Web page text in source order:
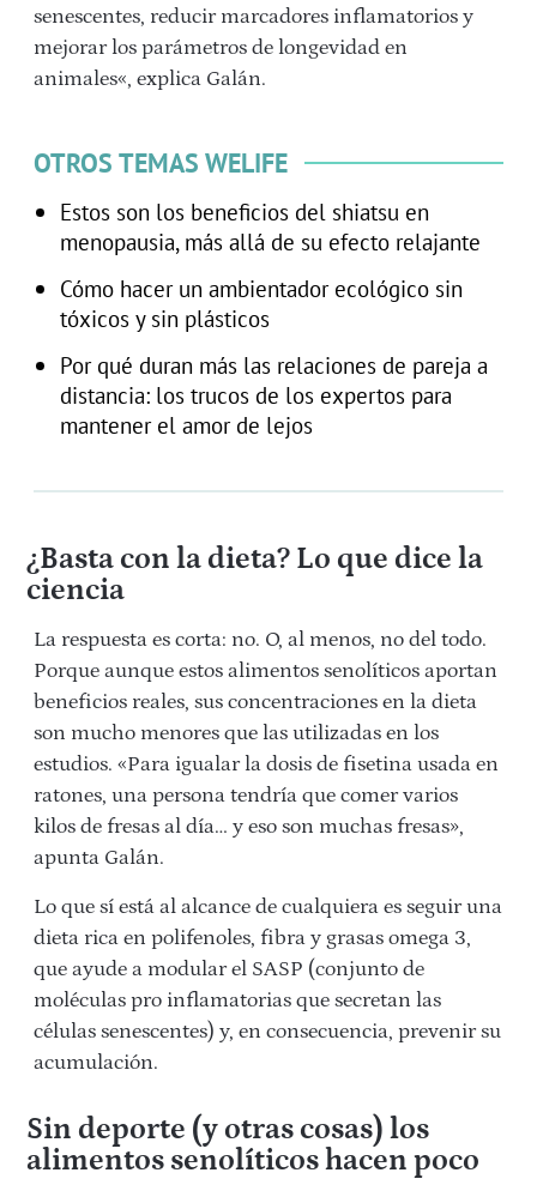
senescentes, reducir marcadores inflamatorios y
mejorar los parámetros de longevidad en
animales«, explica Galán.
OTROS TEMAS WELIFE
Estos son los beneficios del shiatsu en
menopausia, más allá de su efecto relajante
Cómo hacer un ambientador ecológico sin
tóxicos y sin plásticos
Por qué duran más las relaciones de pareja a
distancia: los trucos de los expertos para
mantener el amor de lejos
¿Basta con la dieta? Lo que dice la
ciencia
La respuesta es corta: no. O, al menos, no del todo.
Porque aunque estos alimentos senolíticos aportan
beneficios reales, sus concentraciones en la dieta
son mucho menores que las utilizadas en los
estudios. «Para igualar la dosis de fisetina usada en
ratones, una persona tendría que comer varios
kilos de fresas al día… y eso son muchas fresas»,
apunta Galán.
Lo que sí está al alcance de cualquiera es seguir una
dieta rica en polifenoles, fibra y grasas omega 3,
que ayude a modular el SASP (conjunto de
moléculas pro inflamatorias que secretan las
células senescentes) y, en consecuencia, prevenir su
acumulación.
Sin deporte (y otras cosas) los
alimentos senolíticos hacen poco